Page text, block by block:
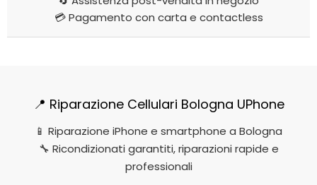
💳 Pagamento con carta e contactless
📍 Riparazione Cellulari Bologna UPhone
📱 Riparazione iPhone e smartphone a Bologna
🔧 Ricondizionati garantiti, riparazioni rapide e
professionali